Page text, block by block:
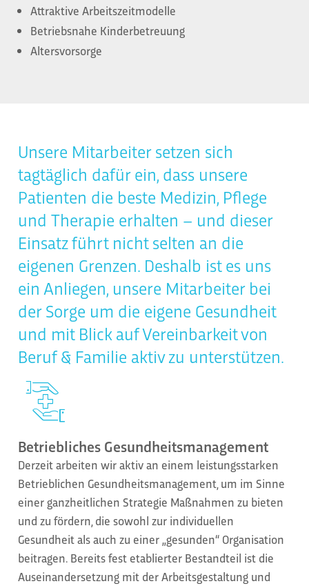
Attraktive Arbeitszeitmodelle
Betriebsnahe Kinderbetreuung
Altersvorsorge
Unsere Mitarbeiter setzen sich
tagtäglich dafür ein, dass unsere
Patienten die beste Medizin, Pflege
und Therapie erhalten – und dieser
Einsatz führt nicht selten an die
eigenen Grenzen. Deshalb ist es uns
ein Anliegen, unsere Mitarbeiter bei
der Sorge um die eigene Gesundheit
und mit Blick auf Vereinbarkeit von
Beruf & Familie aktiv zu unterstützen.
Betriebliches Gesundheitsmanagement
Derzeit arbeiten wir aktiv an einem leistungsstarken
Betrieblichen Gesundheitsmanagement, um im Sinne
einer ganzheitlichen Strategie Maßnahmen zu bieten
und zu fördern, die sowohl zur individuellen
Gesundheit als auch zu einer „gesunden“ Organisation
beitragen. Bereits fest etablierter Bestandteil ist die
Auseinandersetzung mit der Arbeitsgestaltung und